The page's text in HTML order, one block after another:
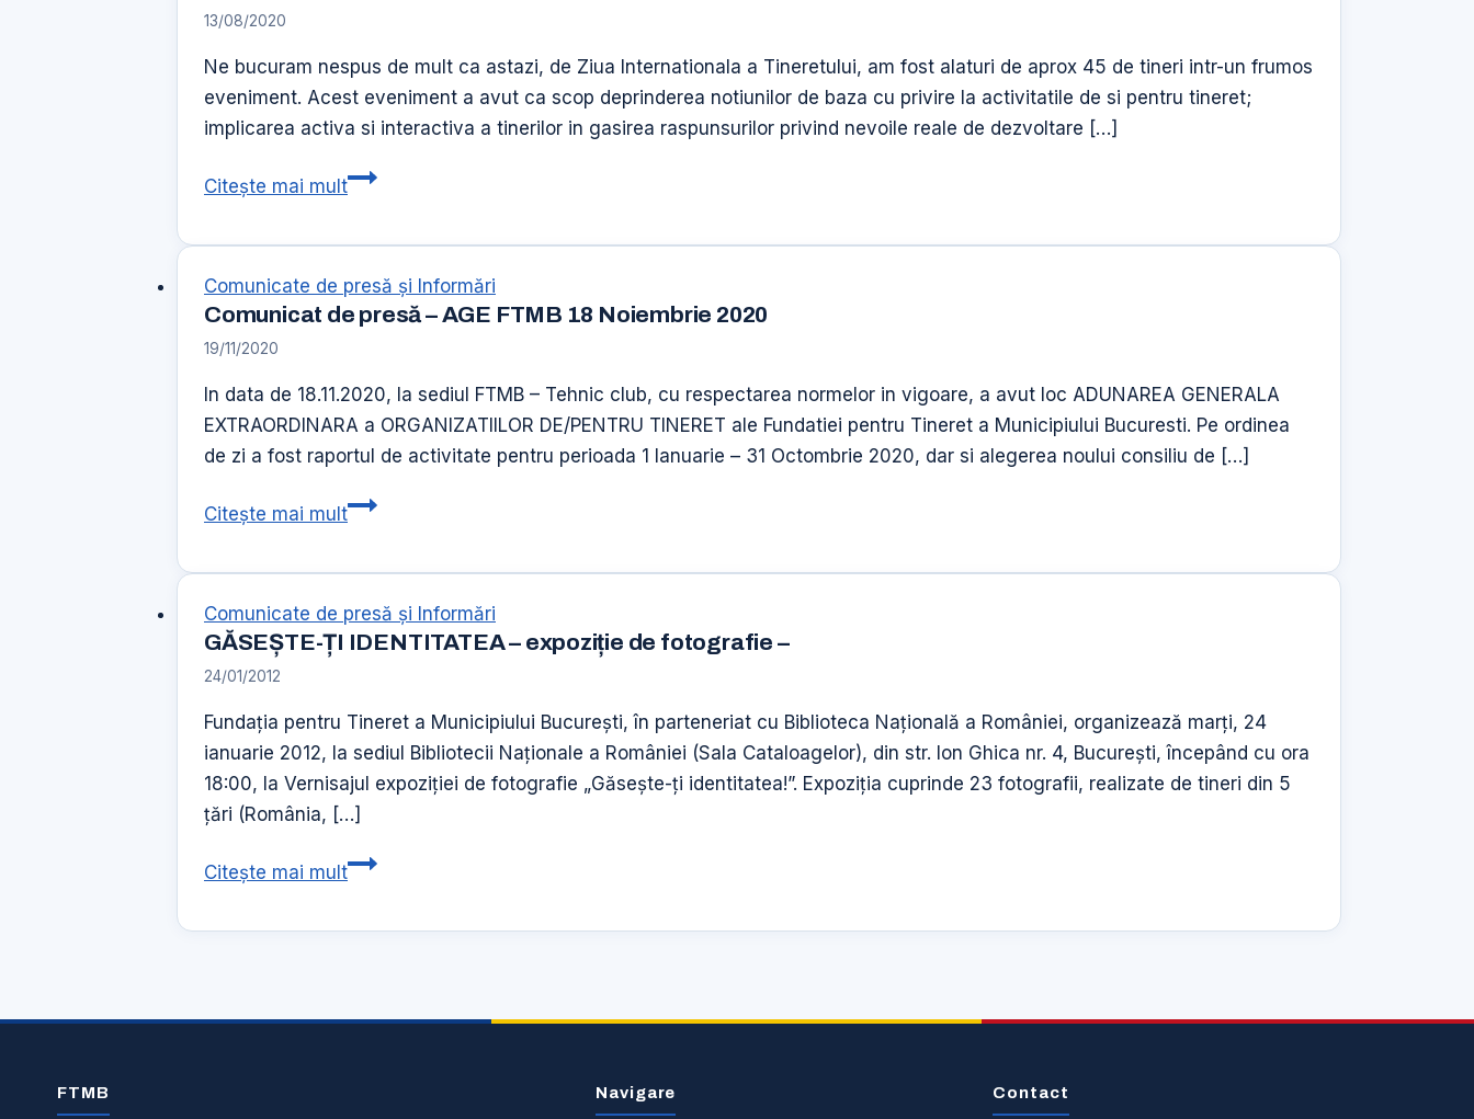
13/08/2020
Ne bucuram nespus de mult ca astazi, de Ziua Internationala a Tineretului, am fost alaturi de aprox 45 de tineri intr-un frumos
eveniment. Acest eveniment a avut ca scop deprinderea notiunilor de baza cu privire la activitatile de si pentru tineret;
implicarea activa si interactiva a tinerilor in gasirea raspunsurilor privind nevoile reale de dezvoltare […]
Citește mai mult12
Internationala
a
-
editia
anului
Comunicate de presă şi Informări
Comunicat de presă – AGE FTMB 18 Noiembrie 2020
19/11/2020
In data de 18.11.2020, la sediul FTMB – Tehnic club, cu respectarea normelor in vigoare, a avut loc ADUNAREA GENERALA
EXTRAORDINARA a ORGANIZATIILOR DE/PENTRU TINERET ale Fundatiei pentru Tineret a Municipiului Bucuresti. Pe ordinea
de zi a fost raportul de activitate pentru perioada 1 Ianuarie – 31 Octombrie 2020, dar si alegerea noului consiliu de […]
Citește mai multComunicat
AGE
FTMB
Noiembrie
2020
Comunicate de presă şi Informări
GĂSEȘTE-ȚI IDENTITATEA – expoziție de fotografie –
24/01/2012
Fundația pentru Tineret a Municipiului București, în parteneriat cu Biblioteca Națională a României, organizează marți, 24
ianuarie 2012, la sediul Bibliotecii Naționale a României (Sala Cataloagelor), din str. Ion Ghica nr. 4, București, începând cu ora
18:00, la Vernisajul expoziției de fotografie „Găsește-ți identitatea!”. Expoziția cuprinde 23 fotografii, realizate de tineri din 5
țări (România, […]
Citește mai multGĂSEȘTE-
de
FTMB Navigare Contact